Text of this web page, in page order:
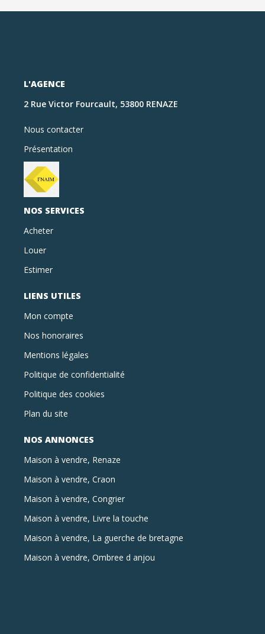
L'AGENCE
2 Rue Victor Fourcault, 53800 RENAZE
Nous contacter
Présentation
NOS SERVICES
Acheter
Louer
Estimer
LIENS UTILES
Mon compte
Nos honoraires
Mentions légales
Politique de confidentialité
Politique des cookies
Plan du site
NOS ANNONCES
Maison à vendre, Renaze
Maison à vendre, Craon
Maison à vendre, Congrier
Maison à vendre, Livre la touche
Maison à vendre, La guerche de bretagne
Maison à vendre, Ombree d anjou